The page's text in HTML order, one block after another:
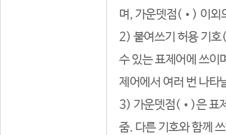
며, 가운뎃점(•) 이외
2) 붙여쓰기 허용 기호
수 있는 표제어에 쓰이
제어에서 여러 번 나타
3) 가운뎃점(•)은 표
줌. 다른 기호와 함께